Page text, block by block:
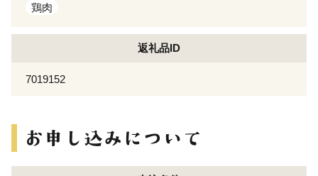
鶏肉
返礼品ID
7019152